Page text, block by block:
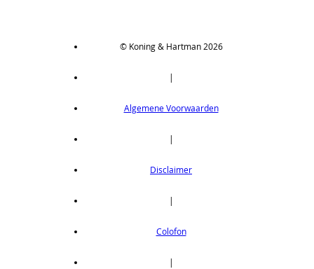
© Koning & Hartman 2026
|
Algemene Voorwaarden
|
Disclaimer
|
Colofon
|